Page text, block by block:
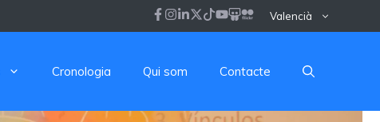
Valencià
Cronologia Qui som Contacte